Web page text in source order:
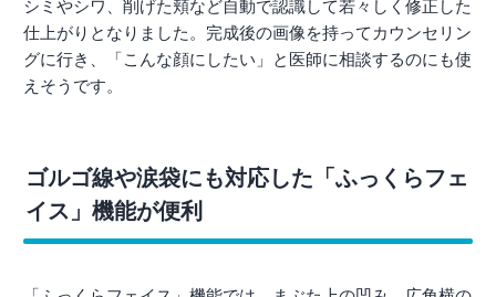
シミやシワ、削げた頬など自動で認識して若々しく修正した
仕上がりとなりました。完成後の画像を持ってカウンセリン
グに行き、「こんな顔にしたい」と医師に相談するのにも使
えそうです。
ゴルゴ線や涙袋にも対応した「ふっくらフェ
イス」機能が便利